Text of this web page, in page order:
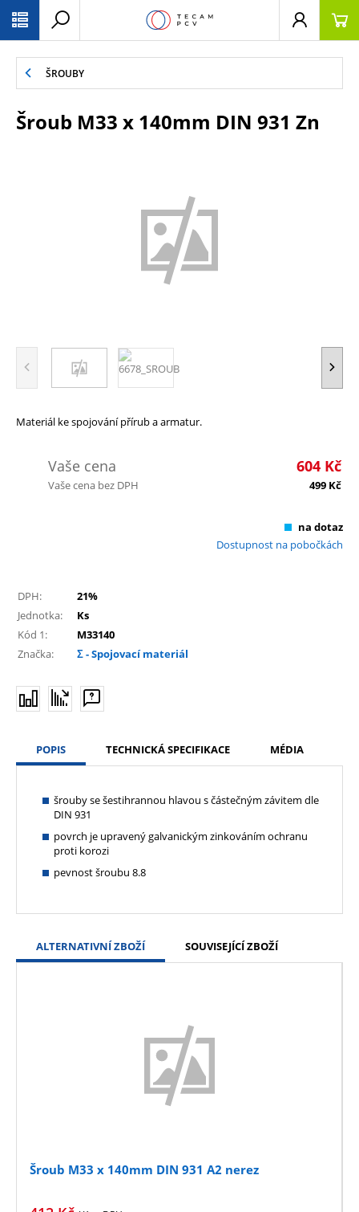
ŠROUBY
Šroub M33 x 140mm DIN 931 Zn
Materiál ke spojování přírub a armatur.
Vaše cena 604 Kč
Vaše cena bez DPH 499 Kč
na dotaz
Dostupnost na pobočkách
DPH:
21%
Jednotka:
Ks
Kód 1:
M33140
Značka:
Σ - Spojovací materiál
POPIS TECHNICKÁ SPECIFIKACE MÉDIA
šrouby se šestihrannou hlavou s částečným závitem dle
DIN 931
povrch je upravený galvanickým zinkováním ochranu
proti korozi
pevnost šroubu 8.8
ALTERNATIVNÍ ZBOŽÍ SOUVISEJÍCÍ ZBOŽÍ
Šroub M33 x 140mm DIN 931 A2 nerez